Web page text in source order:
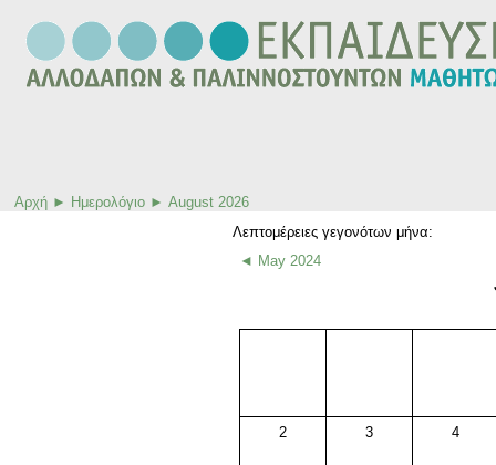
Αρχή ► Ημερολόγιο ► August 2026
Λεπτομέρειες γεγονότων μήνα:
◄ May 2024
2 3 4